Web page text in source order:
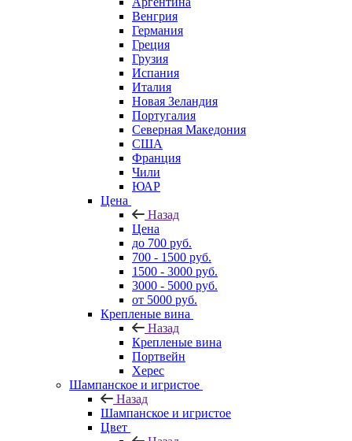
Венгрия
Германия
Греция
Грузия
Испания
Италия
Новая Зеландия
Португалия
Северная Македония
США
Франция
Чили
ЮАР
Цена
Назад
Цена
до 700 руб.
700 - 1500 руб.
1500 - 3000 руб.
3000 - 5000 руб.
от 5000 руб.
Крепленые вина
Назад
Крепленые вина
Портвейн
Херес
Шампанское и игристое
Назад
Шампанское и игристое
Цвет